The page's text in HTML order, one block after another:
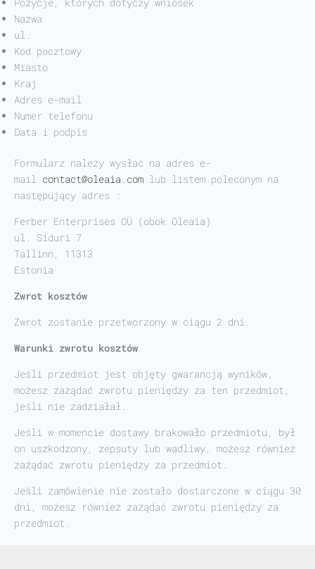
Nazwa
ul.
Kod pocztowy
Miasto
Kraj
Adres e-mail
Numer telefonu
Data i podpis
Formularz należy wysłać na adres e-
mail contact@oleaia.com lub listem poleconym na
następujący adres :
Ferber Enterprises OÜ (obok Oleaia)
ul. Siduri 7
Tallinn, 11313
Estonia
Zwrot kosztów
Zwrot zostanie przetworzony w ciągu 2 dni.
Warunki zwrotu kosztów
Jeśli przedmiot jest objęty gwarancją wyników,
możesz zażądać zwrotu pieniędzy za ten przedmiot,
jeśli nie zadziałał.
Jeśli w momencie dostawy brakowało przedmiotu, był
on uszkodzony, zepsuty lub wadliwy, możesz również
zażądać zwrotu pieniędzy za przedmiot.
Jeśli zamówienie nie zostało dostarczone w ciągu 30
dni, możesz również zażądać zwrotu pieniędzy za
przedmiot.